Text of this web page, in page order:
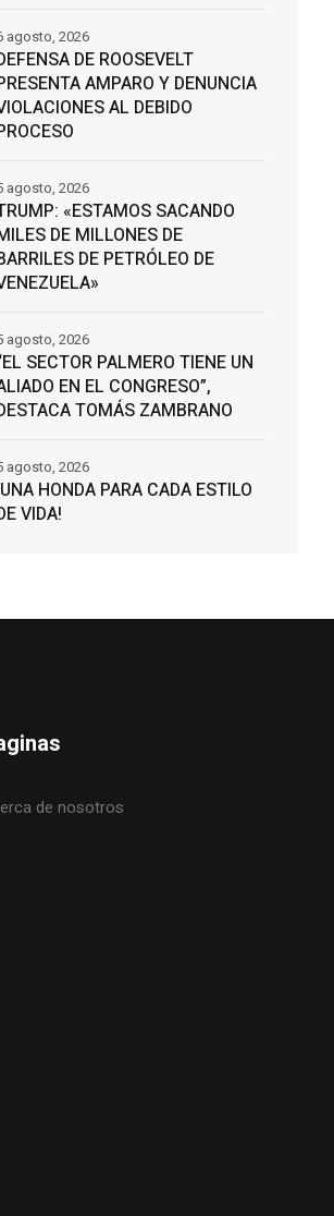
DE ROOSEVELT
AMPARO Y DENUNCIA
AL DEBIDO
agosto, 2026
«ESTAMOS SACANDO
DE MILLONES DE
DE PETRÓLEO DE
agosto, 2026
SECTOR PALMERO TIENE UN
EN EL CONGRESO”,
TOMÁS ZAMBRANO
agosto, 2026
HONDA PARA CADA ESTILO
VIDA!
agosto, 2026
de nosotros